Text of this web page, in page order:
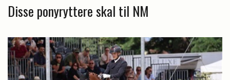
Disse ponyryttere skal til NM